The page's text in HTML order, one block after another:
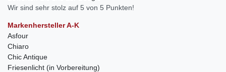
Wir sind sehr stolz auf 5 von 5 Punkten!
Markenhersteller A-K
Asfour
Chiaro
Chic Antique
Friesenlicht (in Vorbereitung)